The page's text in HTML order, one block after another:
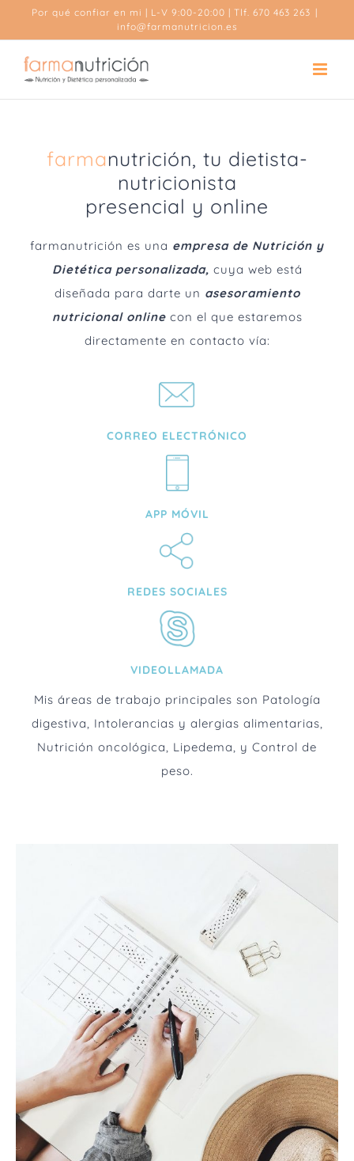
SaltarPor qué confiar en mi | L-V 9:00-20:00 | Tlf. 670 463 263 |
info@farmanutricion.es
farmanutrición, tu dietista-
nutricionista
presencial y online
farmanutrición es una empresa de Nutrición y
Dietética personalizada, cuya web está
diseñada para darte un asesoramiento
nutricional onlinecon el que estaremos
directamente en contacto vía:
CORREO ELECTRÓNICO
APP MÓVIL
REDES SOCIALES
VIDEOLLAMADA
Mis áreas de trabajo principales son Patología
digestiva, Intolerancias y alergias alimentarias,
Nutrición oncológica, Lipedema, y Control de
peso.